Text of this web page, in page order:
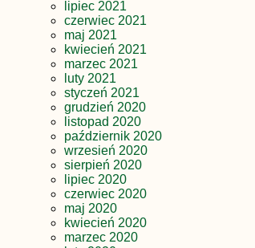
lipiec 2021
czerwiec 2021
maj 2021
kwiecień 2021
marzec 2021
luty 2021
styczeń 2021
grudzień 2020
listopad 2020
październik 2020
wrzesień 2020
sierpień 2020
lipiec 2020
czerwiec 2020
maj 2020
kwiecień 2020
marzec 2020